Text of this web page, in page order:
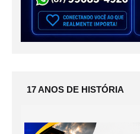
17 ANOS DE HISTÓRIA